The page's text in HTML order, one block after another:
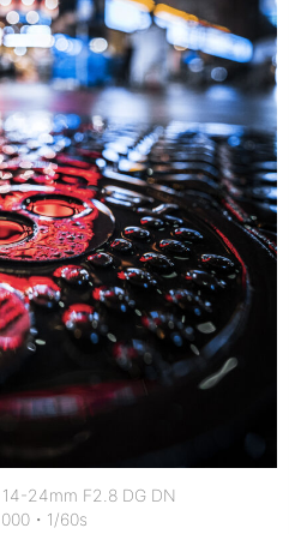
24mm F2.8 DG DN
・1/60s